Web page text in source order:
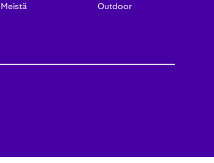
Meistä
Outdoor